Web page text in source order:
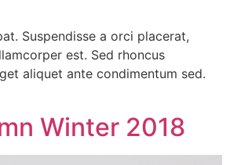
Suspendisse a orci placerat,
est. Sed rhoncus
aliquet ante condimentum sed.
Winter 2018